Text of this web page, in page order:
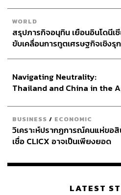
WORLD
สรุปภารกิจอนุทิน เยือนอินโดนีเ
ขับเคลื่อนการทูตเศรษฐกิจเชิงรุก
Navigating Neutrality:
Thailand and China in the
BUSINESS / ECONOMIC
วิเคราะห์ปรากฏการณ์คนแห่ขอ
เชื่อ CLICX อาจเป็นเพียงยอด
เรือนไทยที่ถูกซุกไว้
LATEST